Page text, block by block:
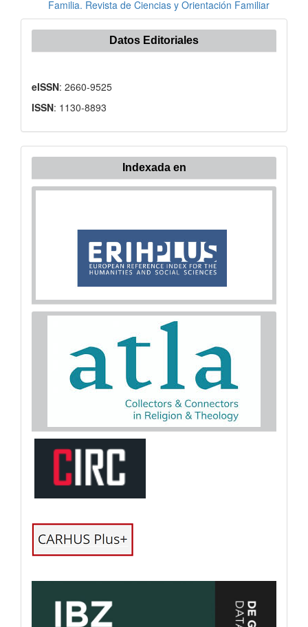
Familia. Revista de Ciencias y Orientación Familiar
Datos Editoriales
eISSN: 2660-9525
ISSN: 1130-8893
Indexada en